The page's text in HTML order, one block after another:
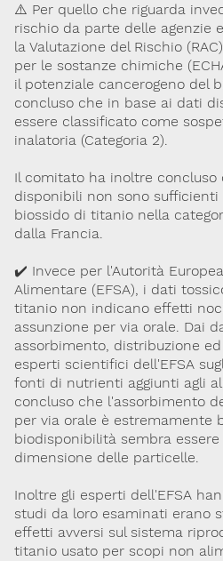
⚠️ Per quello che riguarda
rischio da parte delle agenzie
la Valutazione del Rischio
per le sostanze chimiche
il potenziale cancerogeno del
concluso che in base ai dati
essere classificato come
inalatoria (Categoria 2).
Il comitato ha inoltre concluso
disponibili non sono sufficienti
biossido di titanio nella
dalla Francia.
✔️ Invece per l'Autorità
Alimentare (EFSA), i dati
titanio non indicano effetti
assunzione per via orale. Dai
assorbimento, distribuzione
esperti scientifici dell'EFSA
fonti di nutrienti aggiunti agli
concluso che l'assorbimento
per via orale è estremamente
biodisponibilità sembra
dimensione delle particelle.
Inoltre gli esperti dell'EFSA
studi da loro esaminati erano
effetti avversi sul sistema
titanio usato per scopi non